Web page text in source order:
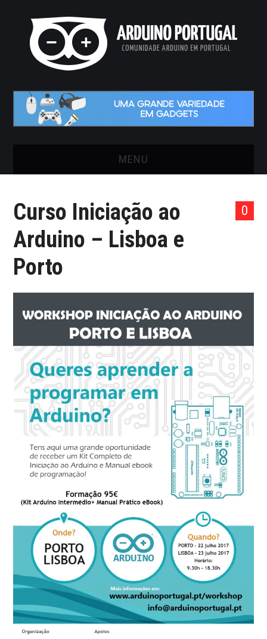
MENU
ARTIGOS
VIDEOS
ARDUINO?
FORUM
CONTACTOS
0
Curso Iniciação ao
Arduino – Lisboa e
Porto